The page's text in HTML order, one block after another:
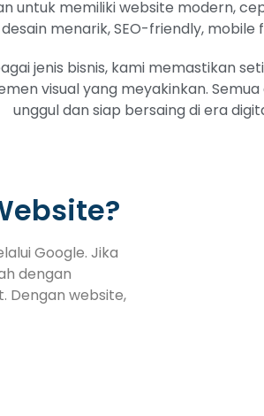
untuk memiliki website modern,
menarik, SEO-friendly, mobile
jenis bisnis, kami memastikan
visual yang meyakinkan.
unggul dan siap bersaing di era
Google. Jika
dengan
Dengan website,